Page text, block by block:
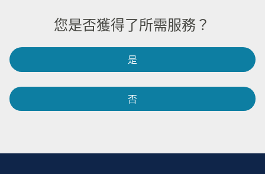
您是否獲得了所需服務？​​
是​​
否​​